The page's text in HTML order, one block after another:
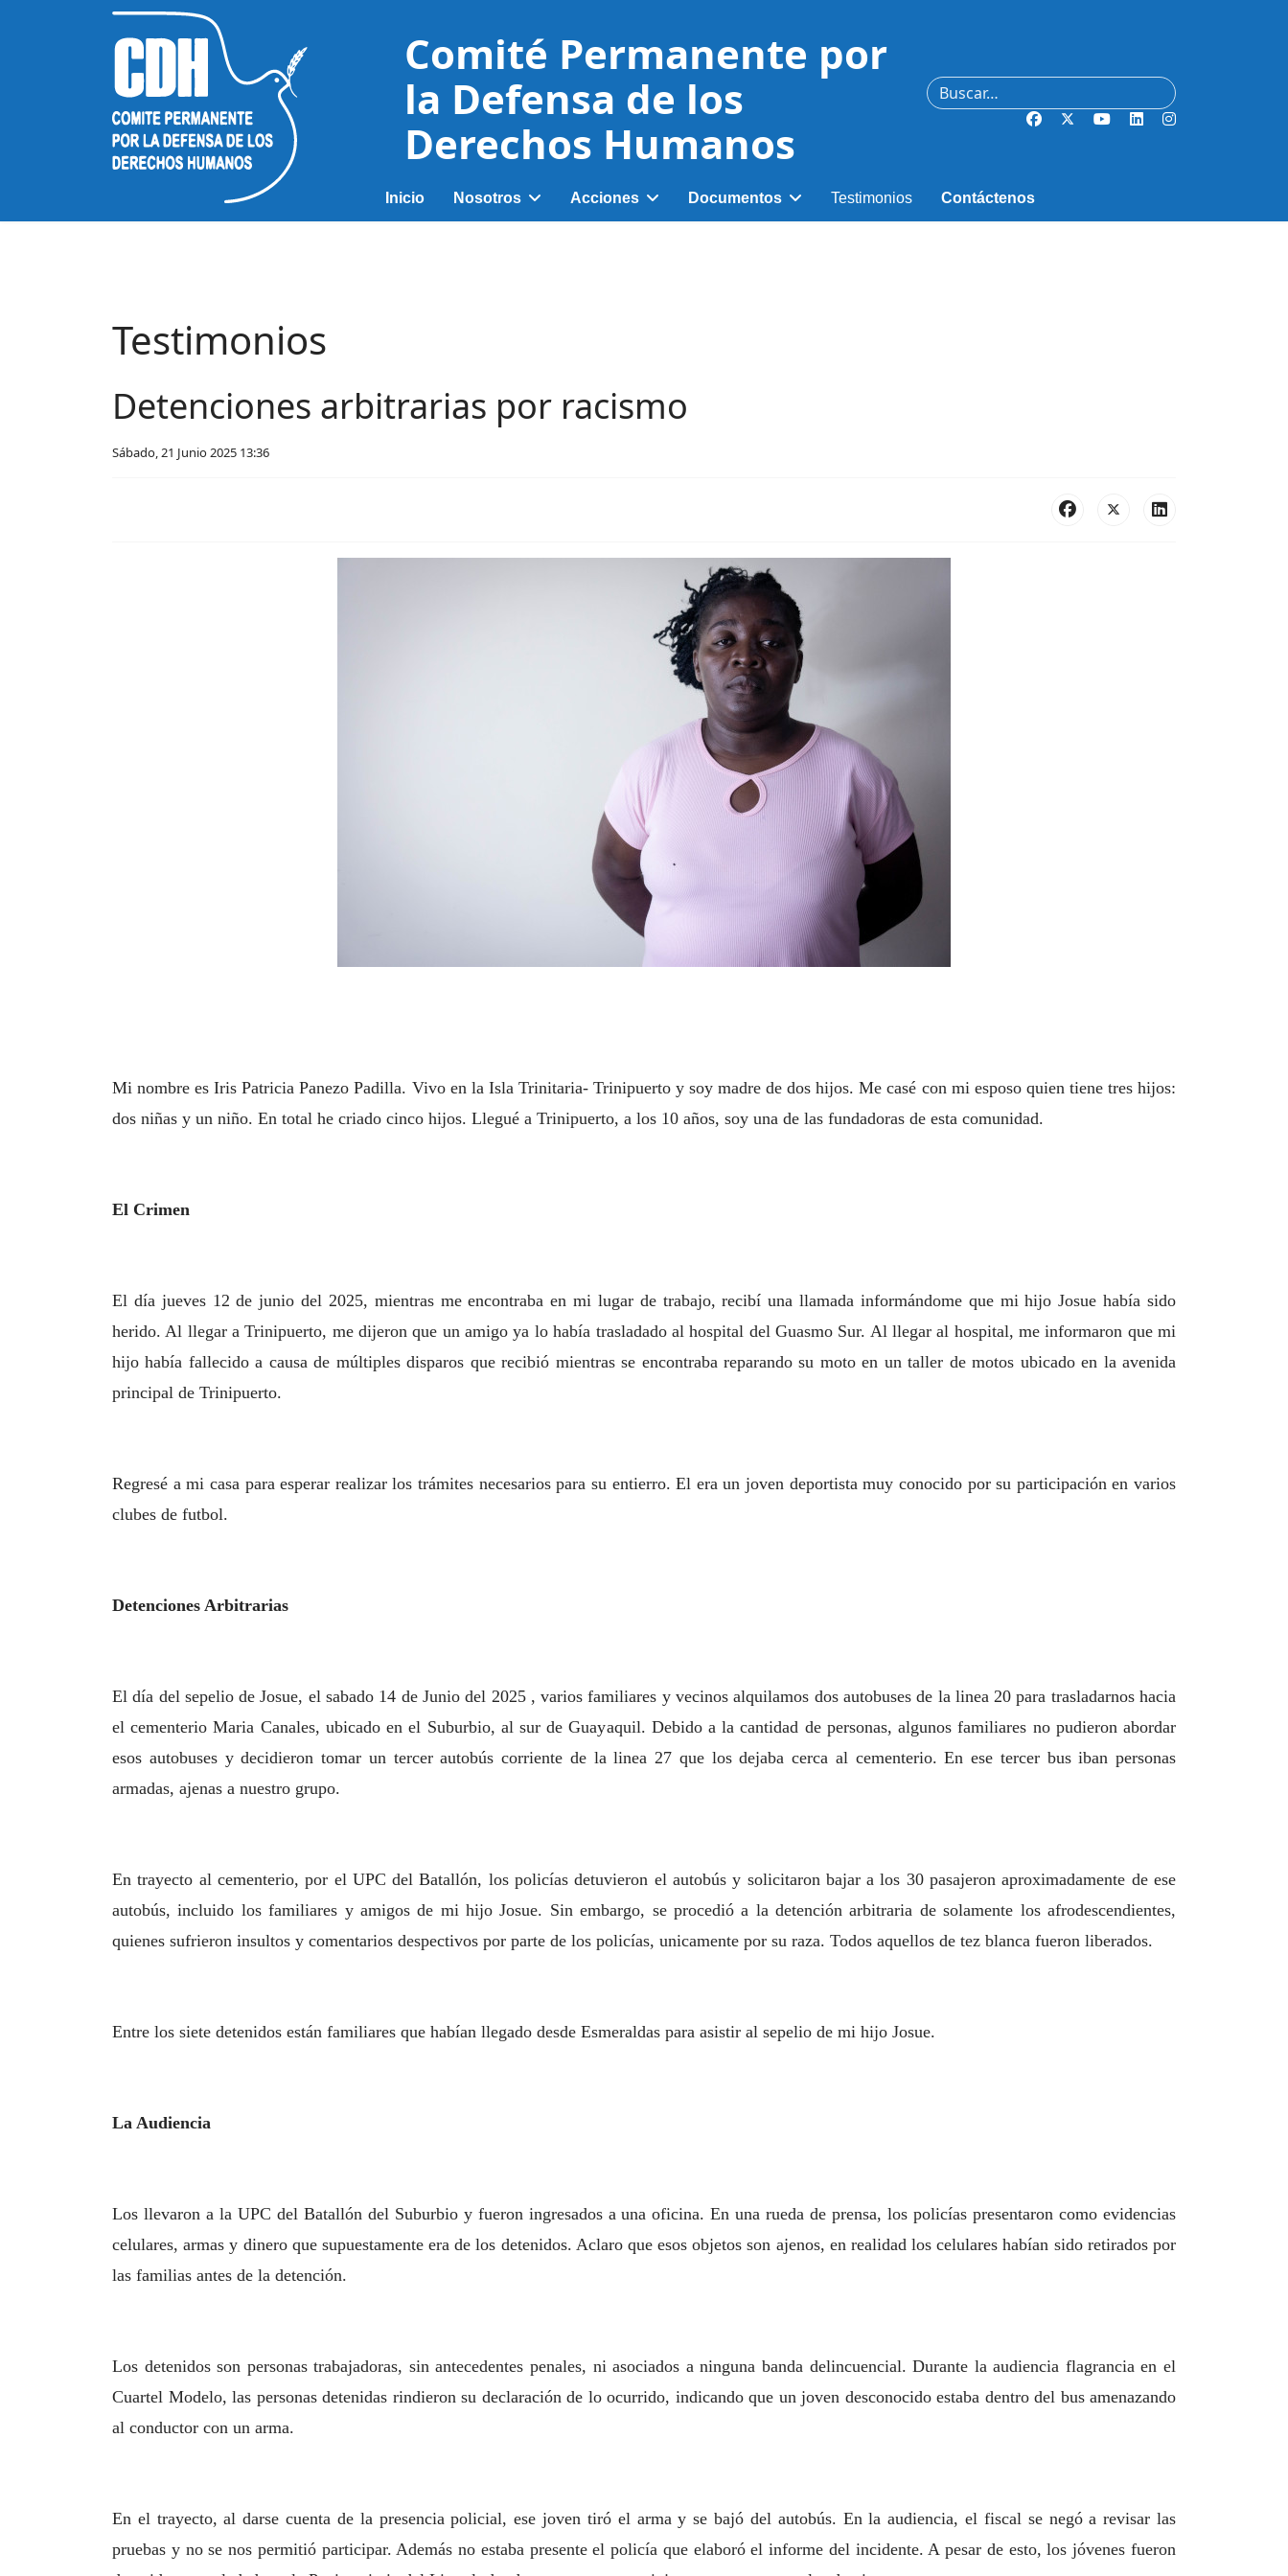
Comité Permanente por
la Defensa de los
Derechos Humanos
Buscar
Inicio Nosotros Acciones Documentos Testimonios Contáctenos
Testimonios
Detenciones arbitrarias por racismo
Sábado, 21 Junio 2025 13:36
Mi nombre es Iris Patricia Panezo Padilla. Vivo en la Isla Trinitaria- Trinipuerto y soy madre de dos hijos. Me casé con mi esposo quien tiene tres hijos:
dos niñas y un niño. En total he criado cinco hijos. Llegué a Trinipuerto, a los 10 años, soy una de las fundadoras de esta comunidad.
El Crimen
El día jueves 12 de junio del 2025, mientras me encontraba en mi lugar de trabajo, recibí una llamada informándome que mi hijo Josue había sido
herido. Al llegar a Trinipuerto, me dijeron que un amigo ya lo había trasladado al hospital del Guasmo Sur. Al llegar al hospital, me informaron que mi
hijo había fallecido a causa de múltiples disparos que recibió mientras se encontraba reparando su moto en un taller de motos ubicado en la avenida
principal de Trinipuerto.
Regresé a mi casa para esperar realizar los trámites necesarios para su entierro. El era un joven deportista muy conocido por su participación en varios
clubes de futbol.
Detenciones Arbitrarias
El día del sepelio de Josue, el sabado 14 de Junio del 2025 , varios familiares y vecinos alquilamos dos autobuses de la linea 20 para trasladarnos hacia
el cementerio Maria Canales, ubicado en el Suburbio, al sur de Guayaquil. Debido a la cantidad de personas, algunos familiares no pudieron abordar
esos autobuses y decidieron tomar un tercer autobús corriente de la linea 27 que los dejaba cerca al cementerio. En ese tercer bus iban personas
armadas, ajenas a nuestro grupo.
En trayecto al cementerio, por el UPC del Batallón, los policías detuvieron el autobús y solicitaron bajar a los 30 pasajeron aproximadamente de ese
autobús, incluido los familiares y amigos de mi hijo Josue. Sin embargo, se procedió a la detención arbitraria de solamente los afrodescendientes,
quienes sufrieron insultos y comentarios despectivos por parte de los policías, unicamente por su raza. Todos aquellos de tez blanca fueron liberados.
Entre los siete detenidos están familiares que habían llegado desde Esmeraldas para asistir al sepelio de mi hijo Josue.
La Audiencia
Los llevaron a la UPC del Batallón del Suburbio y fueron ingresados a una oficina. En una rueda de prensa, los policías presentaron como evidencias
celulares, armas y dinero que supuestamente era de los detenidos. Aclaro que esos objetos son ajenos, en realidad los celulares habían sido retirados por
las familias antes de la detención.
Los detenidos son personas trabajadoras, sin antecedentes penales, ni asociados a ninguna banda delincuencial. Durante la audiencia flagrancia en el
Cuartel Modelo, las personas detenidas rindieron su declaración de lo ocurrido, indicando que un joven desconocido estaba dentro del bus amenazando
al conductor con un arma.
En el trayecto, al darse cuenta de la presencia policial, ese joven tiró el arma y se bajó del autobús. En la audiencia, el fiscal se negó a revisar las
pruebas y no se nos permitió participar. Además no estaba presente el policía que elaboró el informe del incidente. A pesar de esto, los jóvenes fueron